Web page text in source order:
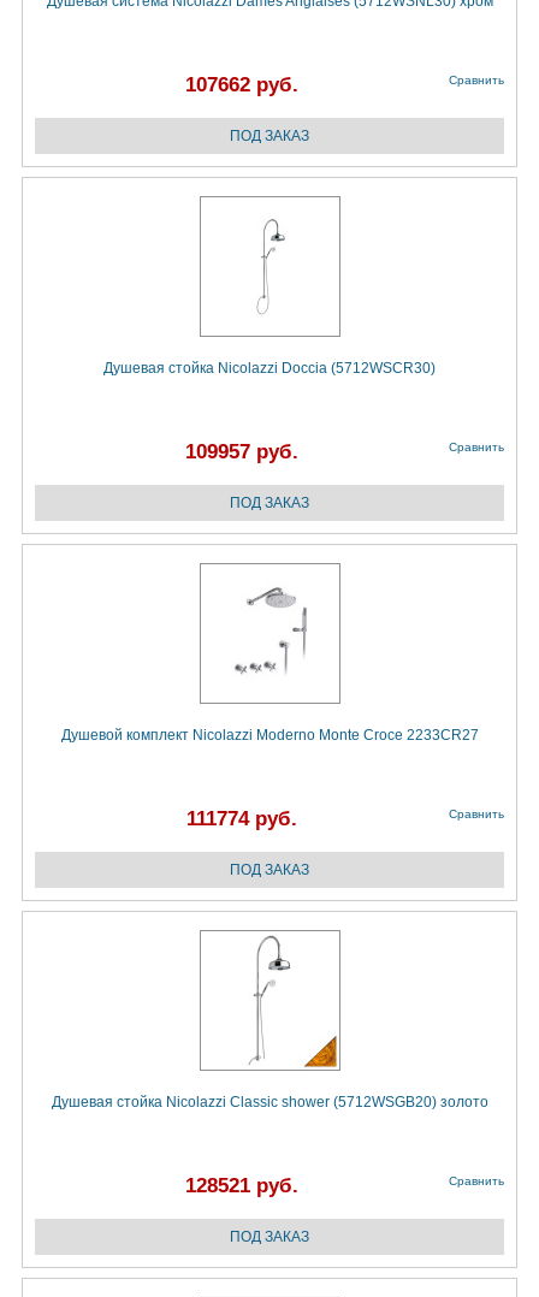
107662 руб. Сравнить
Душевая стойка Nicolazzi Doccia (5712WSCR30)
109957 руб. Сравнить
Душевой комплект Nicolazzi Moderno Monte Croce 2233CR27
111774 руб. Сравнить
Душевая стойка Nicolazzi Classic shower (5712WSGB20) золото
128521 руб. Сравнить